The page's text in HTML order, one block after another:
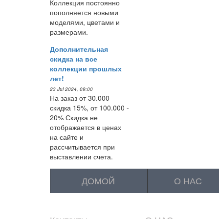
Коллекция постоянно
пополняется новыми
моделями, цветами и
размерами.
Дополнительная
скидка на все
коллекции прошлых
лет!
23 Jul 2024, 09:00
На заказ от 30.000
скидка 15%, от 100.000 -
20% Скидка не
отображается в ценах
на сайте и
рассчитывается при
выставлении счета.
ДОМОЙ О НАС